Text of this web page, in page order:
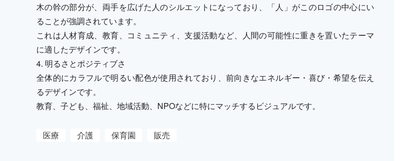
木の幹の部分が、両手を広げた人のシルエットになっており、「人」がこのロゴの中心にい
ることが強調されています。
これは人材育成、教育、コミュニティ、支援活動など、人間の可能性に重きを置いたテーマ
に適したデザインです。
4. 明るさとポジティブさ
全体的にカラフルで明るい配色が使用されており、前向きなエネルギー・喜び・希望を伝え
るデザインです。
教育、子ども、福祉、地域活動、NPOなどに特にマッチするビジュアルです。
医療 介護 保育園 販売